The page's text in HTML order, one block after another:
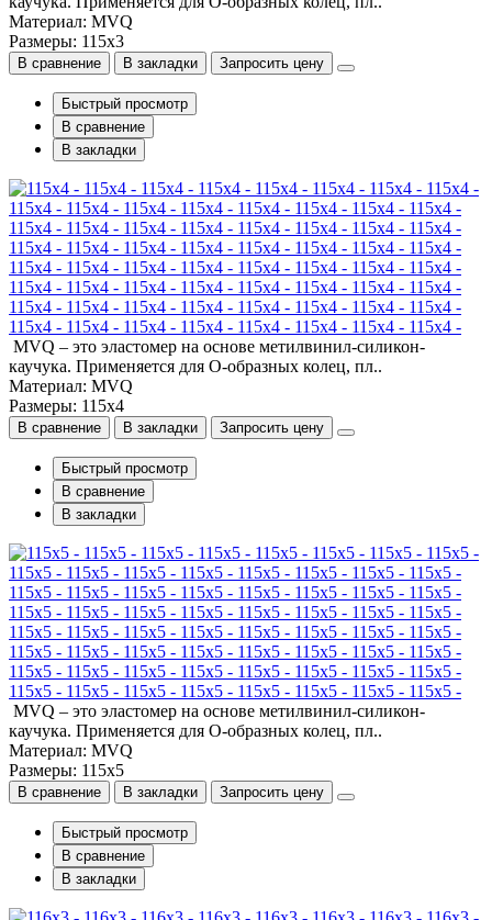
Материал: MVQ
Размеры: 115x3
В сравнение В закладки Запросить цену
Быстрый просмотр
В сравнение
В закладки
115x4 - 115x4 - 115x4 - 115x4 - 115x4 - 115x4 - 115x4 - 115x4 -
115x4 - 115x4 - 115x4 - 115x4 - 115x4 - 115x4 - 115x4 - 115x4 -
115x4 - 115x4 - 115x4 - 115x4 - 115x4 - 115x4 - 115x4 - 115x4 -
115x4 - 115x4 - 115x4 - 115x4 - 115x4 - 115x4 - 115x4 - 115x4 -
MVQ – это эластомер на основе метилвинил-силикон-
каучука. Применяется для О-образных колец, пл..
Материал: MVQ
Размеры: 115x4
В сравнение В закладки Запросить цену
Быстрый просмотр
В сравнение
В закладки
115x5 - 115x5 - 115x5 - 115x5 - 115x5 - 115x5 - 115x5 - 115x5 -
115x5 - 115x5 - 115x5 - 115x5 - 115x5 - 115x5 - 115x5 - 115x5 -
115x5 - 115x5 - 115x5 - 115x5 - 115x5 - 115x5 - 115x5 - 115x5 -
115x5 - 115x5 - 115x5 - 115x5 - 115x5 - 115x5 - 115x5 - 115x5 -
MVQ – это эластомер на основе метилвинил-силикон-
каучука. Применяется для О-образных колец, пл..
Материал: MVQ
Размеры: 115x5
В сравнение В закладки Запросить цену
Быстрый просмотр
В сравнение
В закладки